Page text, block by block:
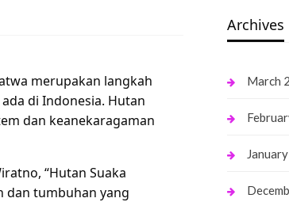
merupakan langkah
di Indonesia. Hutan
dan keanekaragaman
“Hutan Suaka
dan tumbuhan yang
Archives
March